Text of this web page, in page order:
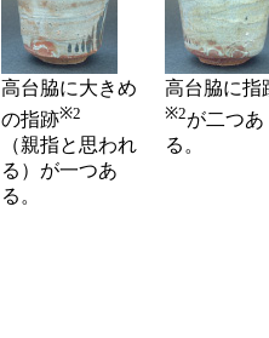
高台脇に大きめ
の指跡※2
（親指と思われ
る）が一つあ
る。
高台脇に指
※2が二つあ
る。